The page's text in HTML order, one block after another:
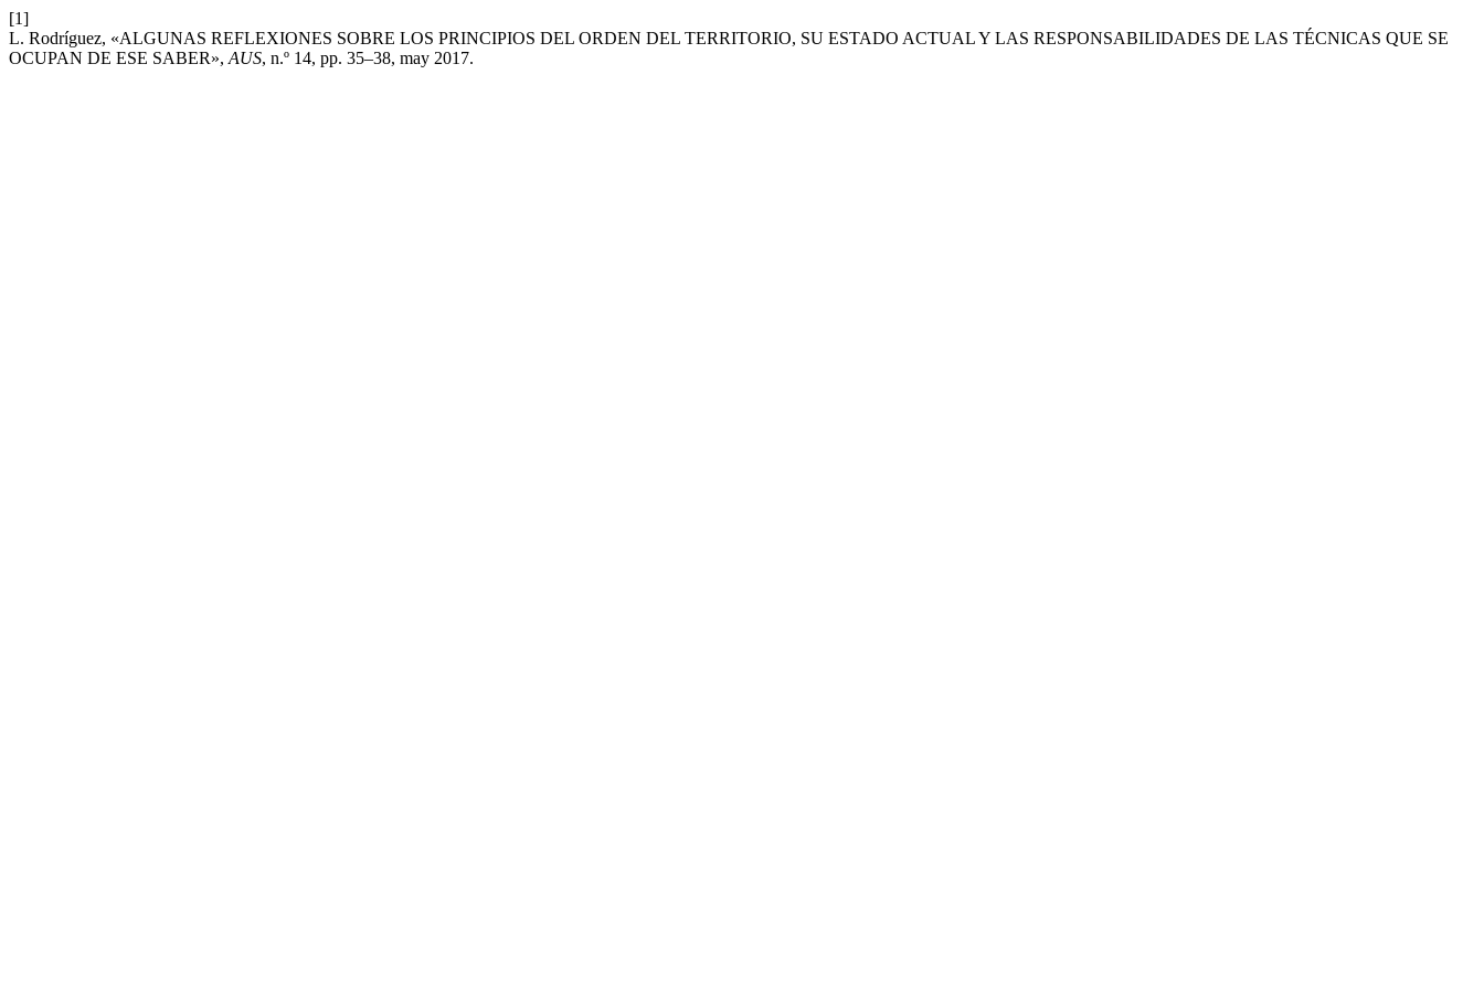
[1]
L. Rodríguez, «ALGUNAS REFLEXIONES SOBRE LOS PRINCIPIOS DEL ORDEN DEL TERRITORIO, SU ESTADO ACTUAL Y LAS RESPONSABILIDADES DE LAS TÉCNICAS QUE SE
OCUPAN DE ESE SABER», AUS, n.º 14, pp. 35–38, may 2017.